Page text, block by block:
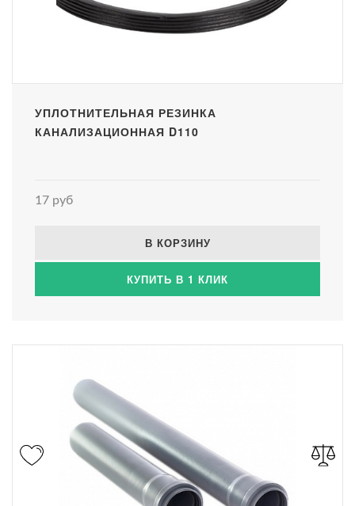
УПЛОТНИТЕЛЬНАЯ РЕЗИНКА
КАНАЛИЗАЦИОННАЯ D110
17 руб
В КОРЗИНУ
КУПИТЬ В 1 КЛИК